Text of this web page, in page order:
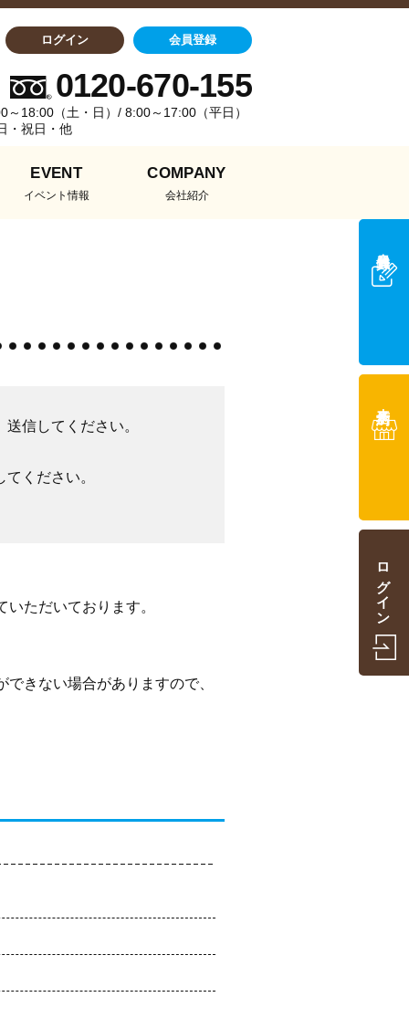
ログイン 会員登録
0120-670-155
～18:00（土・日）/ 8:00～17:00（平日）
・祝日・他
EVENT
イベント情報
COMPANY
会社紹介
ログイン
信してください。
ください。
ただいております。
きない場合がありますので、